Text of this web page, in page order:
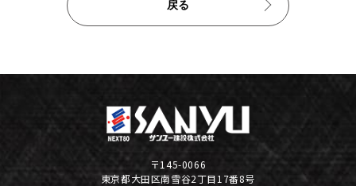
財務情報
戻る
〒145-0066
東京都大田区南雪谷2丁目17番8号